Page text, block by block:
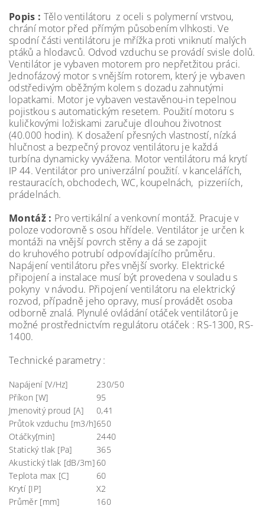
Popis : Tělo ventilátoru z oceli s polymerní vrstvou,
chrání motor před přímým působením vlhkosti. Ve
spodní části ventilátoru je mřížka proti vniknutí malých
ptáků a hlodavců. Odvod vzduchu se provádí svisle dolů.
Ventilátor je vybaven motorem pro nepřetžitou práci.
Jednofázový motor s vnějším rotorem, který je vybaven
odstředivým oběžným kolem s dozadu zahnutými
lopatkami. Motor je vybaven vestavěnou-in tepelnou
pojistkou s automatickým resetem. Použití motoru s
kuličkovými ložiskami zaručuje dlouhou životnost
(40.000 hodin). K dosažení přesných vlastností, nízká
hlučnost a bezpečný provoz ventilátoru je každá
turbína dynamicky vyvážena. Motor ventilátoru má krytí
IP 44. Ventilátor pro univerzální použití. v kancelářích,
restauracích, obchodech, WC, koupelnách, pizzeriích,
prádelnách.
Montáž : Pro vertikální a venkovní montáž. Pracuje v
poloze vodorovně s osou hřídele. Ventilátor je určen k
montáži na vnější povrch stěny a dá se zapojit
do kruhového potrubí odpovídajícího průměru.
Napájení ventilátoru přes vnější svorky. Elektrické
připojení a instalace musí být provedena v souladu s
pokyny v návodu. Připojení ventilátoru na elektrický
rozvod, případně jeho opravy, musí provádět osoba
odborně znalá. Plynulé ovládání otáček ventilátorů je
možné prostřednictvím regulátoru otáček : RS-1300, RS-
1400.
Technické parametry :
Napájení [V/Hz]
230/50
Příkon [W]
95
Jmenovitý proud [A]
0,41
Průtok vzduchu [m3/h]650
Otáčky[min]
2440
Statický tlak [Pa]
365
Akustický tlak [dB/3m] 60
Teplota max [C]
60
Krytí [IP]
X2
Průměr [mm]
160